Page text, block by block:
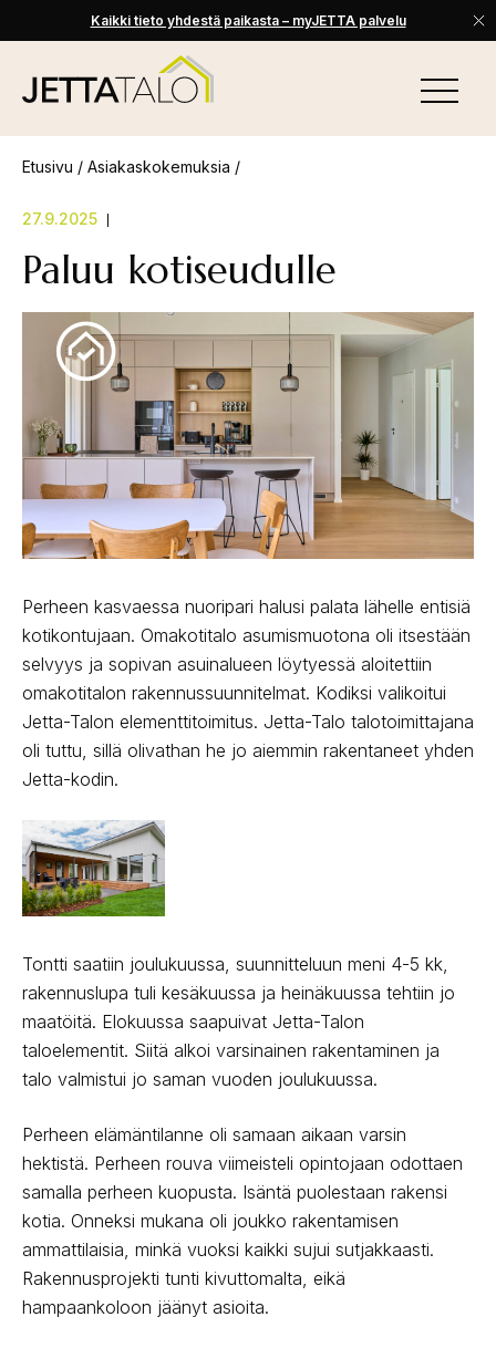
Kaikki tieto yhdestä paikasta – myJETTA palvelu
content
VALIKKO
Etusivu / Asiakaskokemuksia /
27.9.2025
Paluu kotiseudulle
Perheen kasvaessa nuoripari halusi palata lähelle entisiä
kotikontujaan. Omakotitalo asumismuotona oli itsestään
selvyys ja sopivan asuinalueen löytyessä aloitettiin
omakotitalon rakennussuunnitelmat. Kodiksi valikoitui
Jetta-Talon elementtitoimitus. Jetta-Talo talotoimittajana
oli tuttu, sillä olivathan he jo aiemmin rakentaneet yhden
Jetta-kodin.
Tontti saatiin joulukuussa, suunnitteluun meni 4-5 kk,
rakennuslupa tuli kesäkuussa ja heinäkuussa tehtiin jo
maatöitä. Elokuussa saapuivat Jetta-Talon
taloelementit. Siitä alkoi varsinainen rakentaminen ja
talo valmistui jo saman vuoden joulukuussa.
Perheen elämäntilanne oli samaan aikaan varsin
hektistä. Perheen rouva viimeisteli opintojaan odottaen
samalla perheen kuopusta. Isäntä puolestaan rakensi
kotia. Onneksi mukana oli joukko rakentamisen
ammattilaisia, minkä vuoksi kaikki sujui sutjakkaasti.
Rakennusprojekti tunti kivuttomalta, eikä
hampaankoloon jäänyt asioita.